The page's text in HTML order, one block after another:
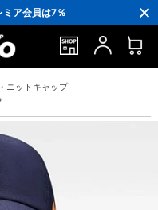
ア会員は7％
ーポン」プレゼント！
ースプレゼント！
料無料！
ニットキャップ